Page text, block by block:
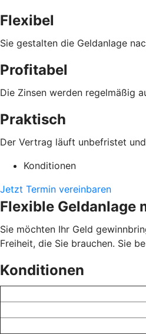
Flexibel
Sie gestalten die Geldanlage
Profitabel
Die Zinsen werden regelmäßig
Praktisch
Der Vertrag läuft unbefristet
Konditionen
Jetzt Termin vereinbaren
Flexible Geldanlage
Sie möchten Ihr Geld
Freiheit, die Sie brauchen. Sie
Konditionen